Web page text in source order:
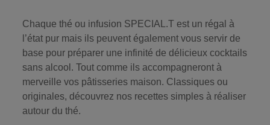
Chaque thé ou infusion SPECIAL.T est un régal à
l’état pur mais ils peuvent également vous servir de
base pour préparer une infinité de délicieux cocktails
sans alcool. Tout comme ils accompagneront à
merveille vos pâtisseries maison. Classiques ou
originales, découvrez nos recettes simples à réaliser
autour du thé.